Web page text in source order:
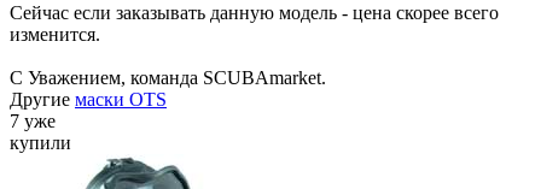
Сейчас если заказывать данную модель - цена скорее всего
изменится.
С Уважением, команда SCUBAmarket.
Другие маски OTS
7 уже
купили